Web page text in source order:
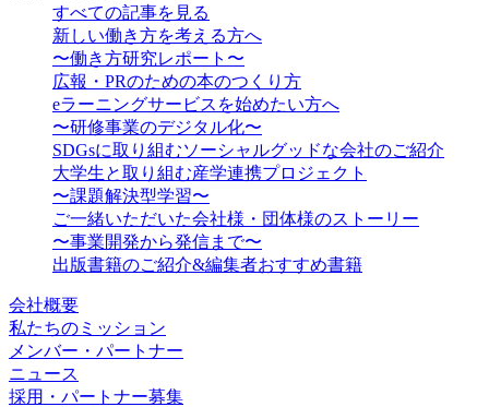
すべての記事を見る
新しい働き方を考える方へ
〜働き方研究レポート〜
広報・PRのための本のつくり方
eラーニングサービスを始めたい方へ
〜研修事業のデジタル化〜
SDGsに取り組むソーシャルグッドな会社のご紹介
大学生と取り組む産学連携プロジェクト
〜課題解決型学習〜
ご一緒いただいた会社様・団体様のストーリー
〜事業開発から発信まで〜
出版書籍のご紹介&編集者おすすめ書籍
会社概要
私たちのミッション
メンバー・パートナー
ニュース
採用・パートナー募集